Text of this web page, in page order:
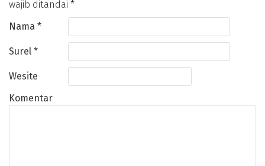
wajib ditandai *
Nama *
Surel *
Wesite
Komentar